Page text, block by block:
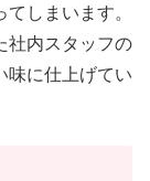
しまいます。
社内スタッフの
味に仕上げてい